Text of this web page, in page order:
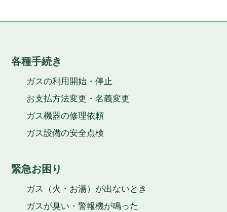
各種手続き
ガスの利用開始・停止
お支払方法変更・名義変更
ガス機器の修理依頼
ガス設備の安全点検
緊急お困り
ガス（火・お湯）が出ないとき
ガスが臭い・警報機が鳴った